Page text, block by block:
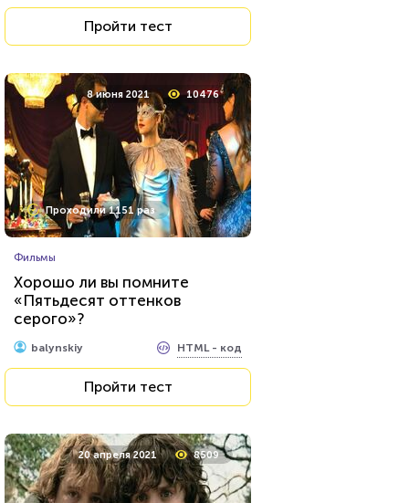
Пройти тест
8 июня 2021 10476
Проходили 1151 раз
Фильмы
Хорошо ли вы помните
«Пятьдесят оттенков
серого»?
balynskiy HTML - код
Пройти тест
20 апреля 2021 8509